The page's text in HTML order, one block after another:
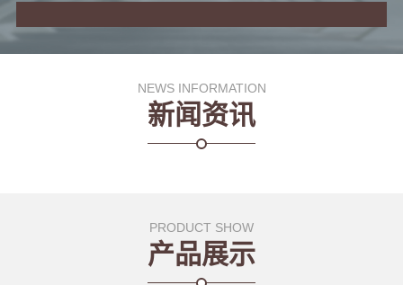
NEWS INFORMATION
新闻资讯
PRODUCT SHOW
产品展示